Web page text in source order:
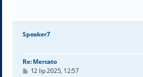
Speaker7
Re: Mercato
P12 lip 2025, 12:57